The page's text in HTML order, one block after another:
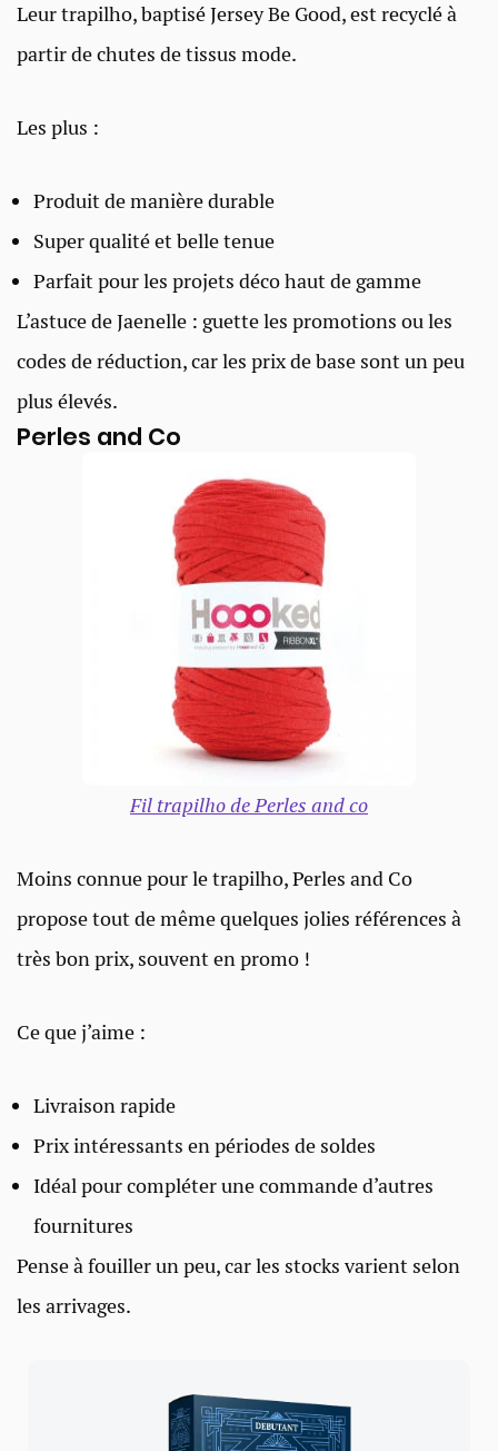
Leur trapilho, baptisé Jersey Be Good, est recyclé à
partir de chutes de tissus mode.
Les plus :
Produit de manière durable
Super qualité et belle tenue
Parfait pour les projets déco haut de gamme
L’astuce de Jaenelle : guette les promotions ou les
codes de réduction, car les prix de base sont un peu
plus élevés.
Perles and Co
Fil trapilho de Perles and co
Moins connue pour le trapilho, Perles and Co
propose tout de même quelques jolies références à
très bon prix, souvent en promo !
Ce que j’aime :
Livraison rapide
Prix intéressants en périodes de soldes
Idéal pour compléter une commande d’autres
fournitures
Pense à fouiller un peu, car les stocks varient selon
les arrivages.